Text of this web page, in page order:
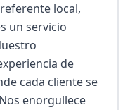
local,
un servicio
de
cada cliente se
enorgullece